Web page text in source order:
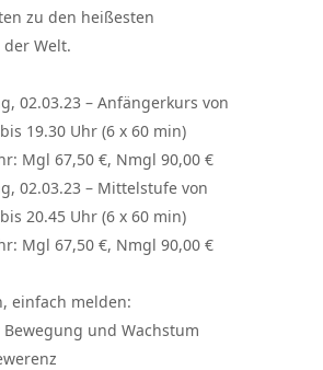
zu den heißesten
Welt.
02.03.23 – Anfängerkurs von
19.30 Uhr (6 x 60 min)
Mgl 67,50 €, Nmgl 90,00 €
02.03.23 – Mittelstufe von
20.45 Uhr (6 x 60 min)
Mgl 67,50 €, Nmgl 90,00 €
einfach melden:
und Wachstum